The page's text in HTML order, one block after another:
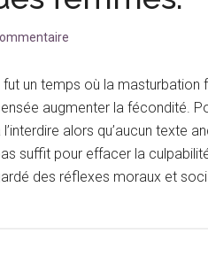
fut un temps où la masturbation
augmenter la fécondité.
l’interdire alors qu’aucun texte
suffit pour effacer la
des réflexes moraux et